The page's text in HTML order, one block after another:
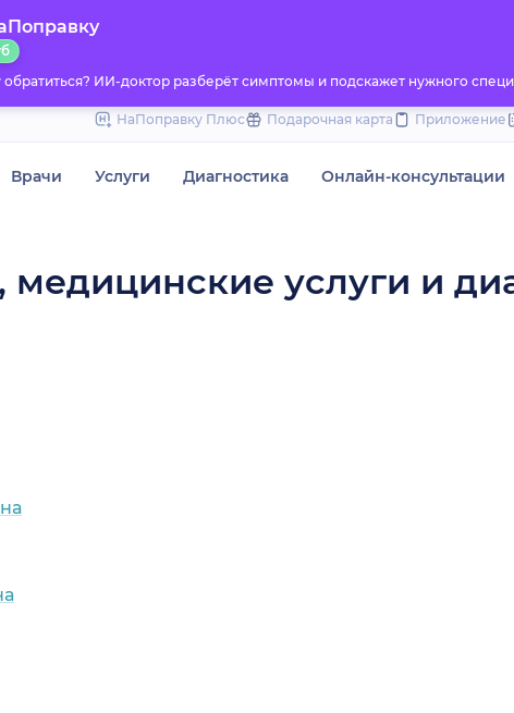
обратиться? ИИ-доктор разберёт симптомы и подскажет нужного
НаПоправку Плюс Подарочная карта Приложение
Врачи Услуги Диагностика Онлайн-консультации
услуги и